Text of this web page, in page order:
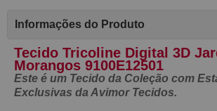
Informações do Produto
Tecido Tricoline Digital 3D
Morangos 9100E12501
Este é um Tecido da Coleção com
Exclusivas da Avimor Tecidos.